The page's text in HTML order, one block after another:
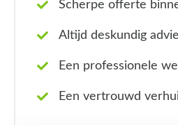
Scherpe offerte
Altijd deskundig
Een professionele
Een vertrouwd